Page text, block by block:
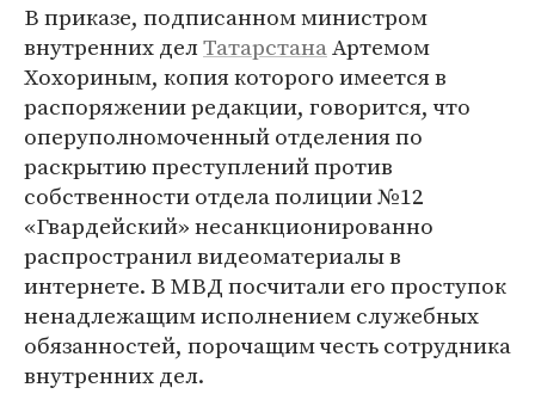
В приказе, подписанном министром
внутренних делТатарстанаАртемом
Хохориным, копия которого имеется в
распоряжении редакции, говорится, что
оперуполномоченный отделения по
раскрытию преступлений против
собственности отдела полиции №12
«Гвардейский» несанкционированно
распространил видеоматериалы в
интернете. В МВД посчитали его проступок
ненадлежащим исполнением служебных
обязанностей, порочащим честь сотрудника
внутренних дел.